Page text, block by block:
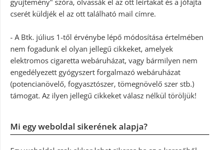
gyüjtemény" szóra, olvassák el az ott leírtakat és a jófajta
cserét küldjék el az ott található mail címre.
- A Btk. július 1-től érvénybe lépő módosítása értelmében
nem fogadunk el olyan jellegű cikkeket, amelyek
elektromos cigaretta webáruházat, vagy bármilyen nem
engedélyezett gyógyszert forgalmazó webáruházat
(potencianövelő, fogyasztószer, tömegnövelő szer stb.)
támogat. Az ilyen jellegű cikkeket válasz nélkül töröljük!
Mi egy weboldal sikerének alapja?